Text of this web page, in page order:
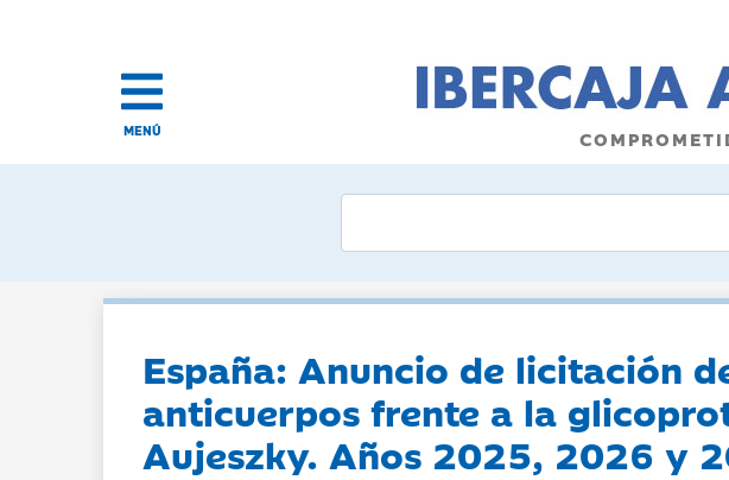
MENÚ
España: Anuncio de licitación
anticuerpos frente a la
Aujeszky. Años 2025, 2026 y